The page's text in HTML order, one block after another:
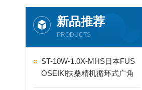
新品推荐
PRODUCTS
ST-10W-1.0X-MHS日本FUS
OSEIKI扶桑精机循环式广角
自动喷嘴